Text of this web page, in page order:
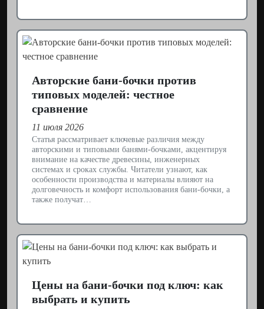
Авторские бани-бочки против
типовых моделей: честное
сравнение
11 июля 2026
Статья рассматривает ключевые различия между
авторскими и типовыми банями-бочками, акцентируя
внимание на качестве древесины, инженерных
системах и сроках службы. Читатели узнают, как
особенности производства и материалы влияют на
долговечность и комфорт использования бани-бочки, а
также получат…
Цены на бани-бочки под ключ: как
выбрать и купить